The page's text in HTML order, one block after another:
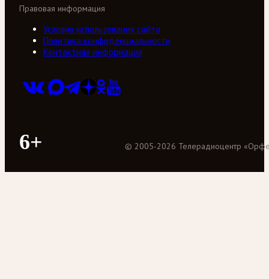
Правовая информация
Условия использования сайта
Политика конфиденциальности
Контактная информация
6+ © 2005-2026 Телерадиоцентр